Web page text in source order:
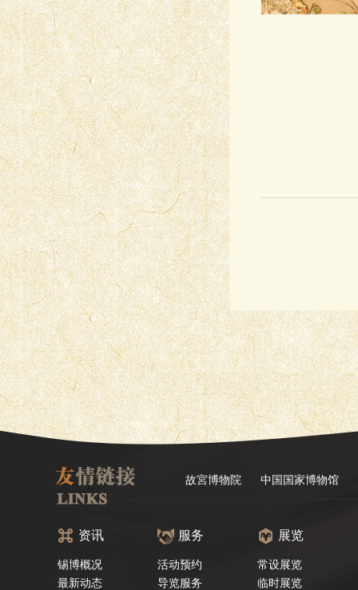
故宮博物院 中国国家博物馆
资讯
锡博概况
最新动态
服务
活动预约
导览服务
展览
常设展览
临时展览